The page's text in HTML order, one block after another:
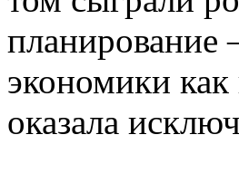
планирование
экономики как
оказала